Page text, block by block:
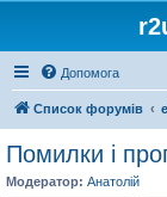
Допомога
Список форумів
Помилки і
Модератор: Анатолій